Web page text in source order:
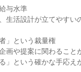
与水準
生活設計が立てやすい
」という裁量権
画や提案に関わること
」という確かな手応え